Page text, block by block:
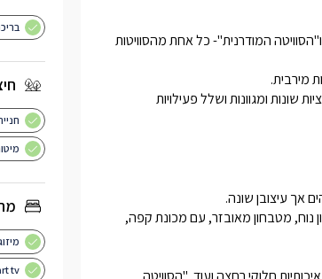
גקוזי
תמרוקי
tv